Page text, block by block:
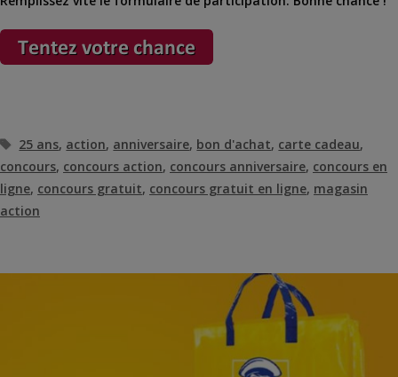
Étiquettes
25 ans, action, anniversaire, bon d'achat, carte cadeau,
concours, concours action, concours anniversaire, concours en
ligne, concours gratuit, concours gratuit en ligne, magasin
action